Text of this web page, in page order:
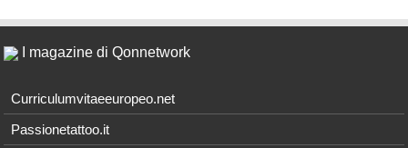
I magazine di Qonnetwork
Curriculumvitaeeuropeo.net
Passionetattoo.it